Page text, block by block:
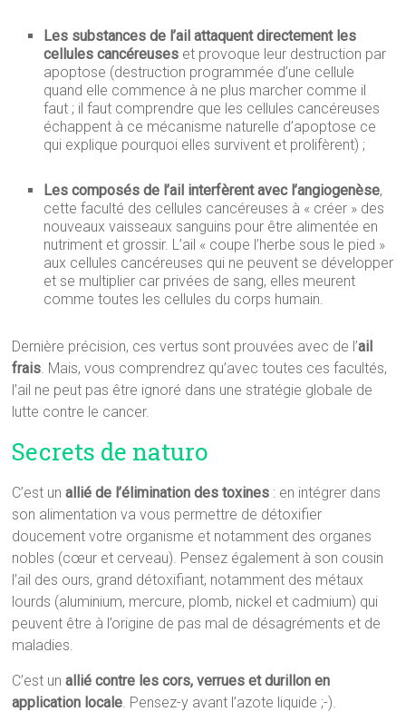
Les substances de l’ail attaquent directement les
cellules cancéreuses et provoque leur destruction par
apoptose (destruction programmée d’une cellule
quand elle commence à ne plus marcher comme il
faut ; il faut comprendre que les cellules cancéreuses
échappent à ce mécanisme naturelle d’apoptose ce
qui explique pourquoi elles survivent et prolifèrent) ;
Les composés de l’ail interfèrent avec l’angiogenèse,
cette faculté des cellules cancéreuses à « créer » des
nouveaux vaisseaux sanguins pour être alimentée en
nutriment et grossir. L’ail « coupe l’herbe sous le pied »
aux cellules cancéreuses qui ne peuvent se développer
et se multiplier car privées de sang, elles meurent
comme toutes les cellules du corps humain.
Dernière précision, ces vertus sont prouvées avec de l’ail
frais. Mais, vous comprendrez qu’avec toutes ces facultés,
l’ail ne peut pas être ignoré dans une stratégie globale de
lutte contre le cancer.
Secrets de naturo
C’est unallié de l’élimination des toxines : en intégrer dans
son alimentation va vous permettre de détoxifier
doucement votre organisme et notamment des organes
nobles (cœur et cerveau). Pensez également à son cousin
l’ail des ours, grand détoxifiant, notamment des métaux
lourds (aluminium, mercure, plomb, nickel et cadmium) qui
peuvent être à l’origine de pas mal de désagréments et de
maladies.
C’est unallié contre les cors, verrues et durillon en
application locale. Pensez-y avant l’azote liquide ;-).